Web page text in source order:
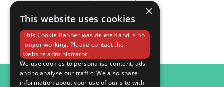
098 984 15 82
×
This website uses cookies
This Cookie Banner was deleted and is no
longer working. Please contact the
website administrator.
We use cookies to personalise content, ads
and to analyse our traffic. We also share
information about your use of our site with